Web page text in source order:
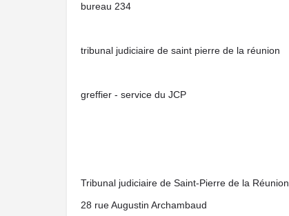
bureau 234
tribunal judiciaire de saint pierre de la réunion
greffier - service du JCP
Tribunal judiciaire de Saint-Pierre de la Réunion
28 rue Augustin Archambaud